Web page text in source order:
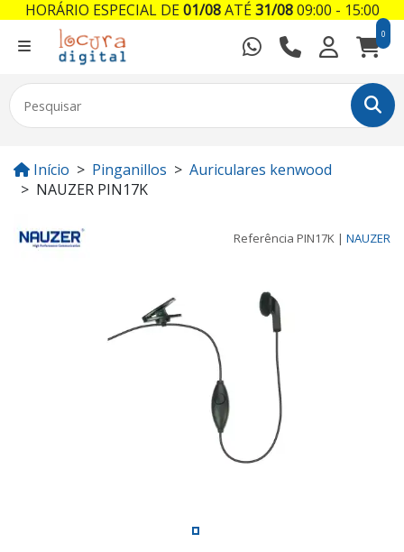
0
Início Pinganillos
Auriculares kenwood
NAUZER PIN17K
Referência PIN17K | NAUZER
HORÁRIO ESPECIAL DE01/08ATÉ31/0809:00 - 15:00